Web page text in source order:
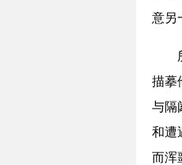
意另
描摹
与隔
和遭
而浑